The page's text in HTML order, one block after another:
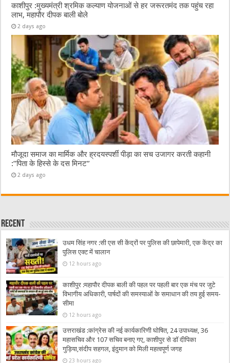
काशीपुर :मुख्यमंत्री श्रमिक कल्याण योजनाओं से हर जरूरतमंद तक पहुंच रहा
लाभ, महापौर दीपक बाली बोले
2 days ago
मौजूदा समाज का मार्मिक और ह्रदयस्पर्शी पीड़ा का सच उजागर करती कहानी
:”पिता के हिस्से के दस मिनट”
2 days ago
Recent
उधम सिंह नगर :सी एस सी केंद्रों पर पुलिस की छापेमारी, एक केंद्र का
पुलिस एक्ट में चालान
12 hours ago
काशीपुर :महापौर दीपक बाली की पहल पर पहली बार एक मंच पर जुटे
विभागीय अधिकारी, पार्षदों की समस्याओं के समाधान की तय हुई समय-
सीमा
12 hours ago
उत्तराखंड :कांग्रेस की नई कार्यकारिणी घोषित, 24 उपाध्यक्ष, 36
महासचिव और 107 सचिव बनाए गए, काशीपुर से डॉ दीपिका
गुड़िया,संदीप सहगल, इंदुमान को मिली महत्वपूर्ण जगह
23 hours ago